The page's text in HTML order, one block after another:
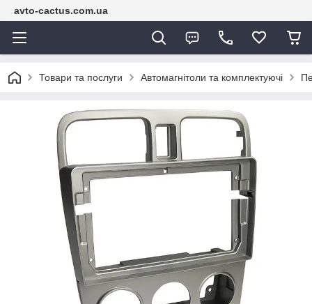
avto-cactus.com.ua
Товари та послуги Автомагнітоли та комплектуючі